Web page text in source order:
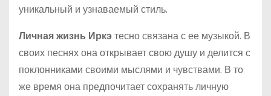
уникальный и узнаваемый стиль.
Личная жизнь Иркэтесно связана с ее музыкой. В
своих песнях она открывает свою душу и делится с
поклонниками своими мыслями и чувствами. В то
же время она предпочитает сохранять личную